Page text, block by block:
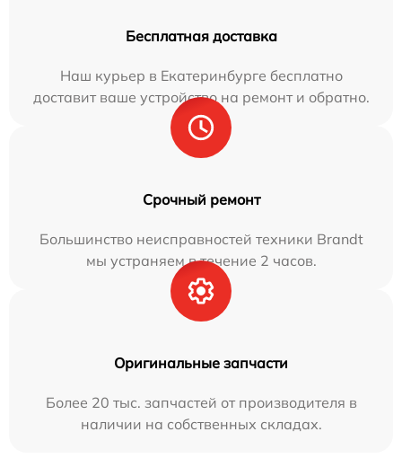
Бесплатная доставка
Наш курьер в Екатеринбурге бесплатно
доставит ваше устройство на ремонт и обратно.
Срочный ремонт
Большинство неисправностей техники Brandt
мы устраняем в течение 2 часов.
Оригинальные запчасти
Более 20 тыс. запчастей от производителя в
наличии на собственных складах.